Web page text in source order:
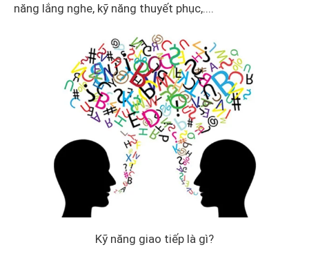
năng lắng nghe, kỹ năng thuyết phục,....
Kỹ năng giao tiếp là gì?